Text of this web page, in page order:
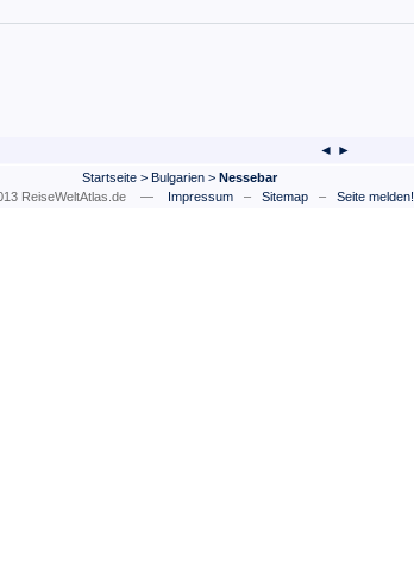
◄ ►
Startseite > Bulgarien > Nessebar
ReiseWeltAtlas.de —
Impressum– Sitemap– Seite melden!